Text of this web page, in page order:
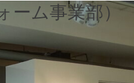
ーム事業部）